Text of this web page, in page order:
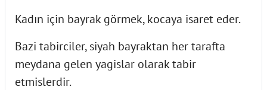
Kadın için bayrak görmek, kocaya isaret eder.
Bazi tabirciler, siyah bayraktan her tarafta
meydana gelen yagislar olarak tabir
etmislerdir.